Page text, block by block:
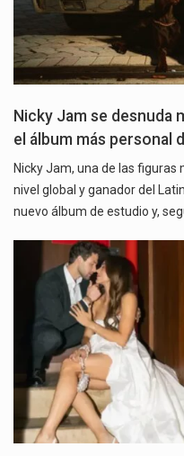
Nicky Jam se desnuda
el álbum más personal
Nicky Jam, una de las
nivel global y ganador del
nuevo álbum de estudio y,